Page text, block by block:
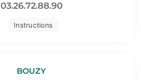
Instructions
03.26.72.88.90
BOUZY